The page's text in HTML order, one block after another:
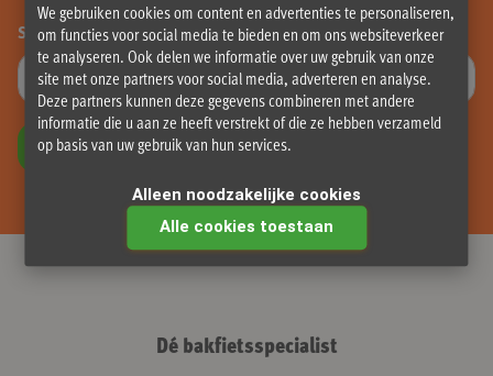
We gebruiken cookies om content en advertenties te personaliseren,
om functies voor social media te bieden en om ons websiteverkeer
te analyseren. Ook delen we informatie over uw gebruik van onze
site met onze partners voor social media, adverteren en analyse.
Deze partners kunnen deze gegevens combineren met andere
informatie die u aan ze heeft verstrekt of die ze hebben verzameld
op basis van uw gebruik van hun services.
Alleen noodzakelijke cookies
Alle cookies toestaan
Schrijf je in voor onze nieuwsbrief:
INSCHRIJVEN
Dé bakfietsspecialist